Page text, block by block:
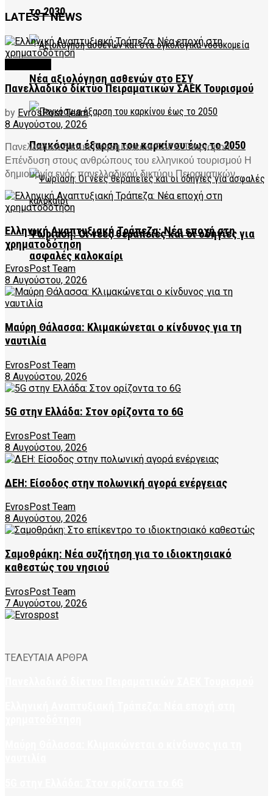
το 2030
Νέα αξιολόγηση ασθενών στο ΕΣΥ
Παγκόσμια έξαρση του καρκίνου έως το 2050
Ψωρίαση: Οι νέες θεραπείες και οι οδηγίες για
ασφαλές καλοκαίρι
LATEST NEWS
Πανελλαδικό δίκτυο Πειραματικών ΣΑΕΚ Τουρισμού
by EvrosPost Team
8 Αυγούστου, 2026
Πανελλαδικό δίκτυο Πειραματικών ΣΑΕΚ Τουρισμού:
Επένδυση στους ανθρώπους του ελληνικού τουρισμού Η
δημιουργία ενός πανελλαδικού δικτύου Πειραματικών...
Ελληνική Αναπτυξιακή Τράπεζα: Νέα εποχή στη
χρηματοδότηση
EvrosPost Team
8 Αυγούστου, 2026
Μαύρη Θάλασσα: Κλιμακώνεται ο κίνδυνος για τη
ναυτιλία
EvrosPost Team
8 Αυγούστου, 2026
5G στην Ελλάδα: Στον ορίζοντα το 6G
EvrosPost Team
8 Αυγούστου, 2026
ΔΕΗ: Είσοδος στην πολωνική αγορά ενέργειας
EvrosPost Team
8 Αυγούστου, 2026
Σαμοθράκη: Νέα συζήτηση για το ιδιοκτησιακό
καθεστώς του νησιού
EvrosPost Team
7 Αυγούστου, 2026
ΤΕΛΕΥΤΑΙΑ ΑΡΘΡΑ